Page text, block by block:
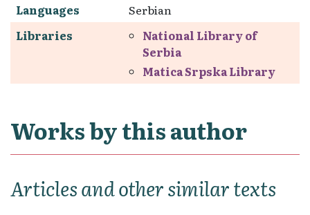
Languages
Serbian
Libraries
National Library of
Serbia
Matica Srpska Library
Works by this author
Articles and other similar texts